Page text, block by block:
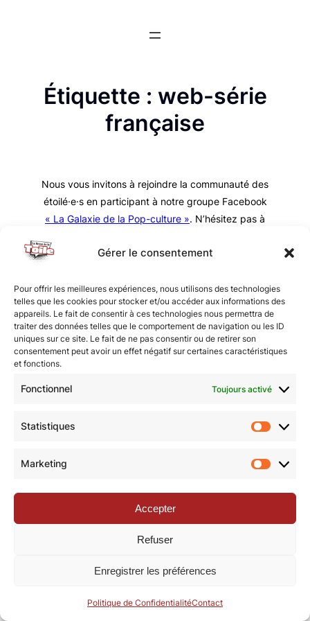
Gérer le consentement
Pour offrir les meilleures expériences, nous utilisons des technologies
telles que les cookies pour stocker et/ou accéder aux informations des
appareils. Le fait de consentir à ces technologies nous permettra de
traiter des données telles que le comportement de navigation ou les ID
uniques sur ce site. Le fait de ne pas consentir ou de retirer son
consentement peut avoir un effet négatif sur certaines caractéristiques
et fonctions.
Fonctionnel Toujours activé
Statistiques
Marketing
Accepter
Refuser
Enregistrer les préférences
Politique de ConfidentialitéContact
Étiquette : web-série
française
Nous vous invitons à rejoindre la communauté des
étoilé·e·s en participant à notre groupe Facebook
« La Galaxie de la Pop-culture ». N’hésitez pas à
© Revue de la Toile 2018 – 2026 | Thème Mesa WPEX par
WPExplorer